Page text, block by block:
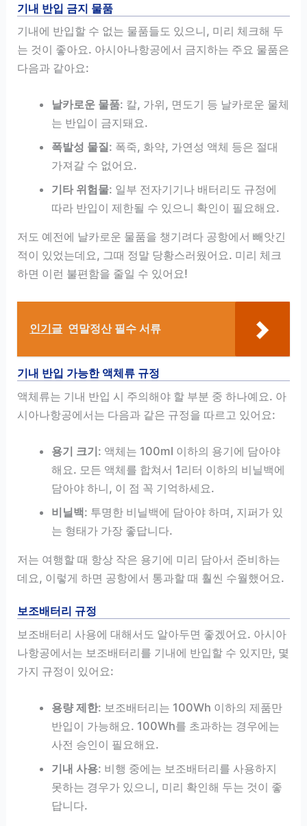
기내 반입 금지 물품
기내에 반입할 수 없는 물품들도 있으니, 미리 체크해 두
는 것이 좋아요. 아시아나항공에서 금지하는 주요 물품은
다음과 같아요:
날카로운 물품: 칼, 가위, 면도기 등 날카로운 물체
는 반입이 금지돼요.
폭발성 물질: 폭죽, 화약, 가연성 액체 등은 절대
가져갈 수 없어요.
기타 위험물: 일부 전자기기나 배터리도 규정에
따라 반입이 제한될 수 있으니 확인이 필요해요.
저도 예전에 날카로운 물품을 챙기려다 공항에서 빼앗긴
적이 있었는데요, 그때 정말 당황스러웠어요. 미리 체크
하면 이런 불편함을 줄일 수 있어요!
인기글 연말정산 필수 서류
기내 반입 가능한 액체류 규정
액체류는 기내 반입 시 주의해야 할 부분 중 하나예요. 아
시아나항공에서는 다음과 같은 규정을 따르고 있어요:
용기 크기: 액체는 100ml 이하의 용기에 담아야
해요. 모든 액체를 합쳐서 1리터 이하의 비닐백에
담아야 하니, 이 점 꼭 기억하세요.
비닐백: 투명한 비닐백에 담아야 하며, 지퍼가 있
는 형태가 가장 좋답니다.
저는 여행할 때 항상 작은 용기에 미리 담아서 준비하는
데요, 이렇게 하면 공항에서 통과할 때 훨씬 수월했어요.
보조배터리 규정
보조배터리 사용에 대해서도 알아두면 좋겠어요. 아시아
나항공에서는 보조배터리를 기내에 반입할 수 있지만, 몇
가지 규정이 있어요:
용량 제한: 보조배터리는 100Wh 이하의 제품만
반입이 가능해요. 100Wh를 초과하는 경우에는
사전 승인이 필요해요.
기내 사용: 비행 중에는 보조배터리를 사용하지
못하는 경우가 있으니, 미리 확인해 두는 것이 좋
답니다.